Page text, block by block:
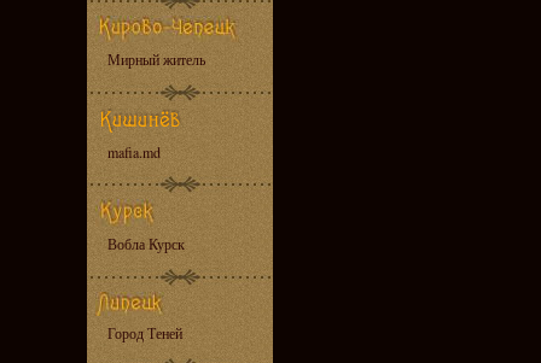
Мирный житель
mafia.md
Вобла Курск
Город Теней